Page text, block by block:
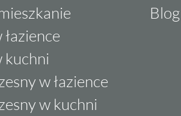
kuchni
w łazience
w kuchni
Blog